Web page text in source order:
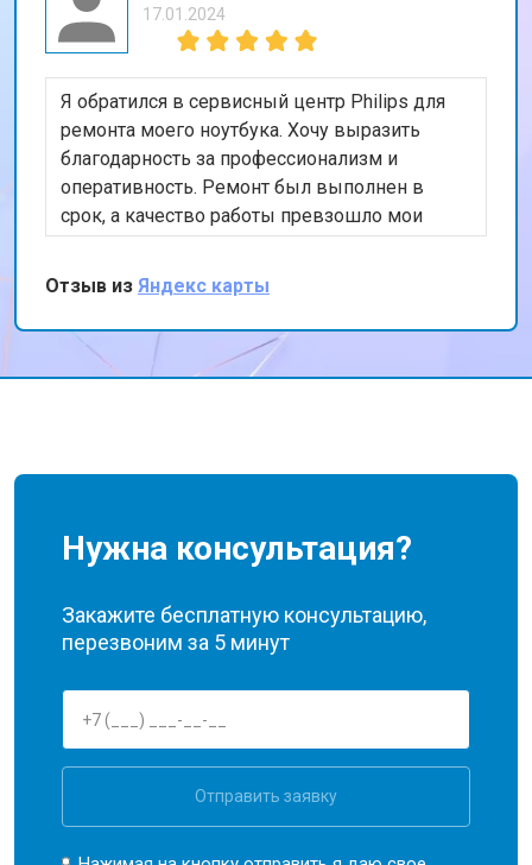
17.01.2024
Я обратился в сервисный центр Philips для
ремонта моего ноутбука. Хочу выразить
благодарность за профессионализм и
оперативность. Ремонт был выполнен в
срок, а качество работы превзошло мои
ожидания. Особенно порадовала гарантия на
проведенные работы. Рекомендую этот
сервис всем, кто ищет надежного
исполнителя.
Отзыв из Яндекс карты
Нужна консультация?
Закажите бесплатную консультацию,
перезвоним за 5 минут
Отправить заявку